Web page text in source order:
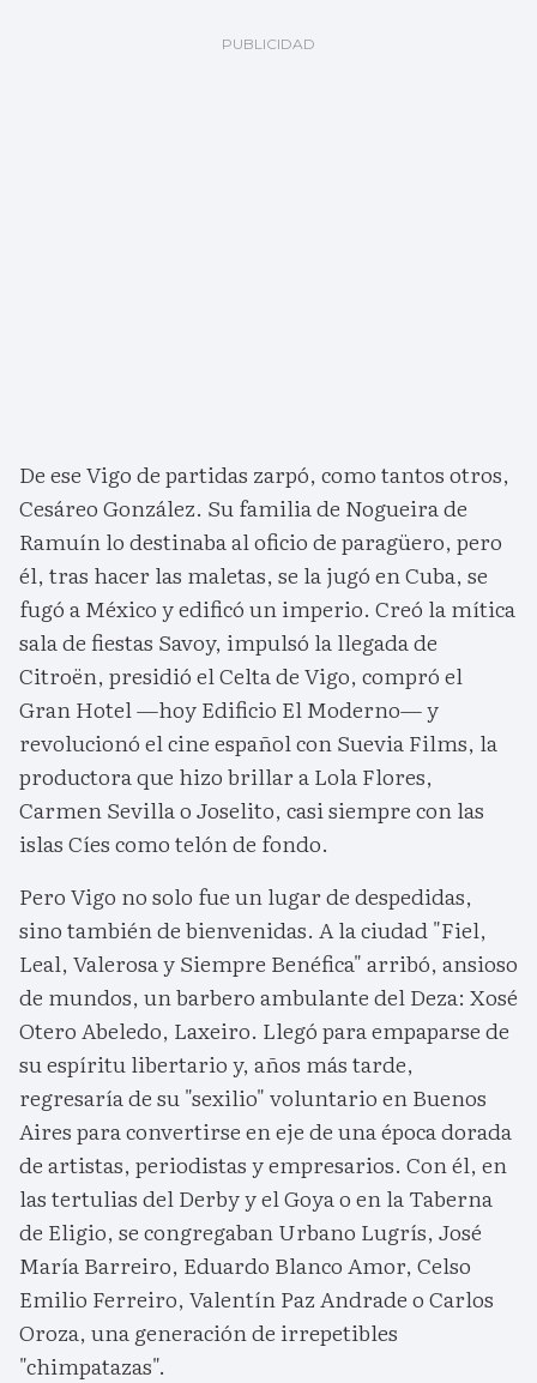
De ese Vigo de partidas zarpó, como tantos otros,
Cesáreo González. Su familia de Nogueira de
Ramuín lo destinaba al oficio de paragüero, pero
él, tras hacer las maletas, se la jugó en Cuba, se
fugó a México y edificó un imperio. Creó la mítica
sala de fiestas Savoy, impulsó la llegada de
Citroën, presidió el Celta de Vigo, compró el
Gran Hotel —hoy Edificio El Moderno— y
revolucionó el cine español con Suevia Films, la
productora que hizo brillar a Lola Flores,
Carmen Sevilla o Joselito, casi siempre con las
islas Cíes como telón de fondo.
Pero Vigo no solo fue un lugar de despedidas,
sino también de bienvenidas. A la ciudad "Fiel,
Leal, Valerosa y Siempre Benéfica" arribó, ansioso
de mundos, un barbero ambulante del Deza: Xosé
Otero Abeledo, Laxeiro. Llegó para empaparse de
su espíritu libertario y, años más tarde,
regresaría de su "sexilio" voluntario en Buenos
Aires para convertirse en eje de una época dorada
de artistas, periodistas y empresarios. Con él, en
las tertulias del Derby y el Goya o en la Taberna
de Eligio, se congregaban Urbano Lugrís, José
María Barreiro, Eduardo Blanco Amor, Celso
Emilio Ferreiro, Valentín Paz Andrade o Carlos
Oroza, una generación de irrepetibles
"chimpatazas".